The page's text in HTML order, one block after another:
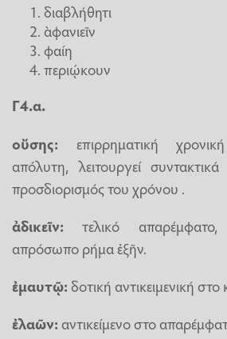
διαβλήθητι
ὰφανιεῖν
φαίη
περιῴκουν
Γ4.α.
οὔσης: επιρρηματική
απόλυτη, λειτουργεί
προσδιορισμός του χρόνου .
ἀδικεῖν: τελικό
απρόσωπο ρήμα ἐξῆν.
ἐμαυτῷ:δοτική αντικειμενική
ἐλαῶν: αντικείμενο στο